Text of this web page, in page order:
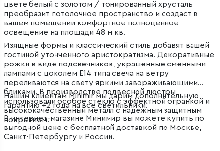
цвете белый с золотом / тонированный хрусталь
преобразит потолочное пространство и создаст в
вашем помещении комфортное полноценное
освещение на площади 48 м кв.
Изящные формы и классический стиль добавят вашей
гостиной утонченного аристократизма. Декоративные
рожки в виде подсвечников, украшенные сменными
лампами с цоколем E14 типа свеча на ветру
переливаются на свету яркими завораживающими
бликами. В производстве подвесной люстры
использовали особое стекло с эффектной огранкой и
высококачественный металл с надежным защитным
покрытием.
Нашим клиентам Minimir мы дарим дополнительную
гарантию +2 года на все светильники.
В интернет-магазине Минимир вы можете купить по
выгодной цене с бесплатной доставкой по Москве,
Санкт-Петербургу и России.